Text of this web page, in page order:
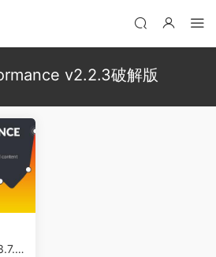
v2.2.3破解版